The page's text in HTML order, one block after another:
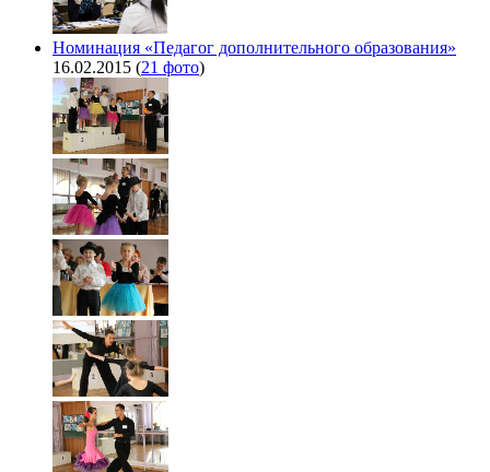
Номинация «Педагог дополнительного образования»
16.02.2015 (21 фото)